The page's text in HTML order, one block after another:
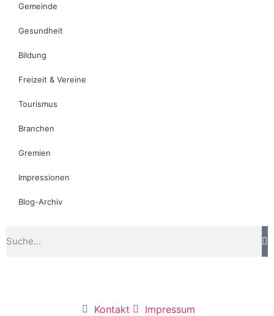
Gemeinde
Gesundheit
Bildung
Freizeit & Vereine
Tourismus
Branchen
Gremien
Impressionen
Blog-Archiv
Kontakt Impressum